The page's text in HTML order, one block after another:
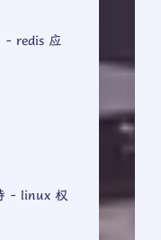
- redis 应
- linux 权